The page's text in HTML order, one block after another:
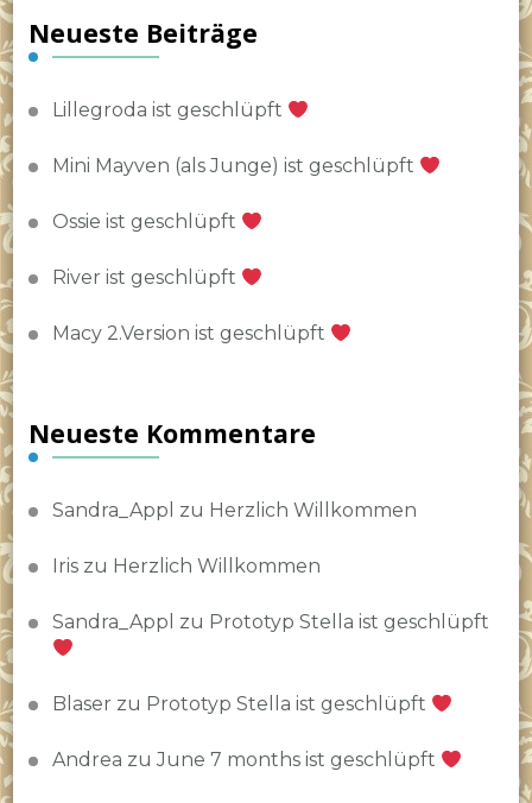
Neueste Beiträge
Lillegroda ist geschlüpft
Mini Mayven (als Junge) ist geschlüpft
Ossie ist geschlüpft
River ist geschlüpft
Macy 2.Version ist geschlüpft
Neueste Kommentare
Sandra_Appl zu Herzlich Willkommen
Iriszu Herzlich Willkommen
Sandra_Appl zu Prototyp Stella ist geschlüpft
Blaser zu Prototyp Stella ist geschlüpft
Andrea zuJune 7 months ist geschlüpft